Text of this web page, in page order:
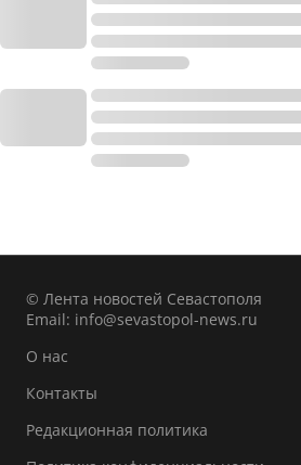
© Лента новостей Севастополя
Email: info@sevastopol-news.ru
О нас
Контакты
Редакционная политика